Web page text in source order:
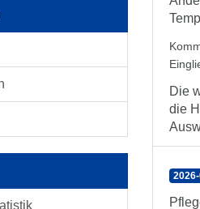
Die
die